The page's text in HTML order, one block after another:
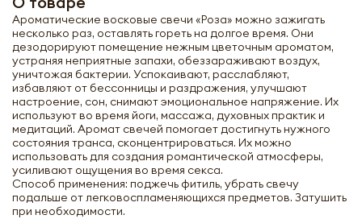
Ароматические восковые свечи «Роза» можно зажигать
несколько раз, оставлять гореть на долгое время. Они
дезодорируют помещение нежным цветочным ароматом,
устраняя неприятные запахи, обеззараживают воздух,
уничтожая бактерии. Успокаивают, расслабляют,
избавляют от бессонницы и раздражения, улучшают
настроение, сон, снимают эмоциональное напряжение. Их
используют во время йоги, массажа, духовных практик и
медитаций. Аромат свечей помогает достигнуть нужного
состояния транса, сконцентрироваться. Их можно
использовать для создания романтической атмосферы,
усиливают ощущения во время секса.
Способ применения: поджечь фитиль, убрать свечу
подальше от легковоспламеняющихся предметов. Затушить
при необходимости.